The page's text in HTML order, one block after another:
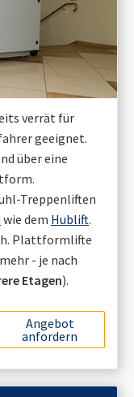
verrät für
geeignet.
über eine
Treppenliften
wie dem Hublift.
Plattformlifte
- je nach
Etagen).
Angebot
anfordern